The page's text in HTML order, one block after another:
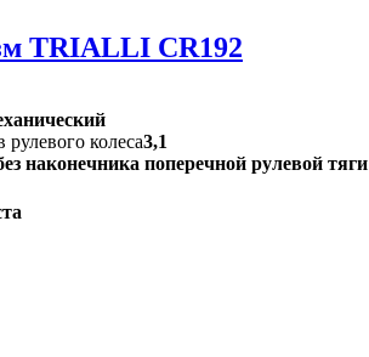
TRIALLI CR192
рулевого колеса3,1
наконечника поперечной рулевой тяги